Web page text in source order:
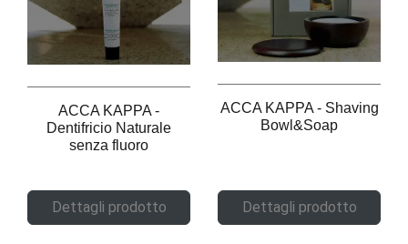
ACCA KAPPA -
Dentifricio Naturale
senza fluoro
Dettagli prodotto
ACCA KAPPA - Shaving
Bowl&Soap
Dettagli prodotto